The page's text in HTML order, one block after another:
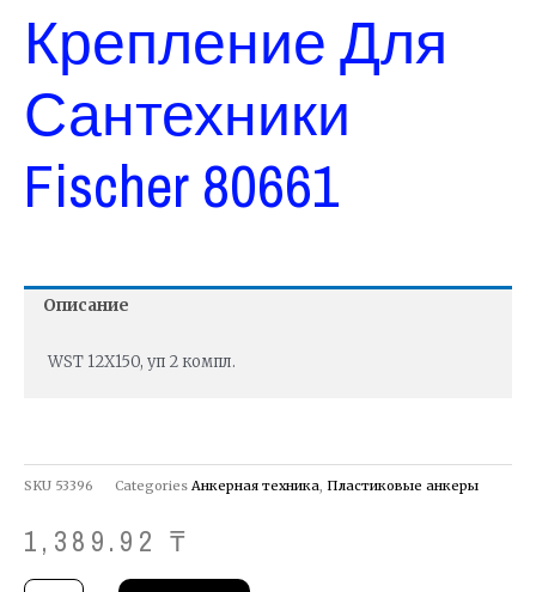
Крепление Для
Сантехники
Fischer 80661
Описание
WST 12X150, уп 2 компл.
SKU 53396 Categories Анкерная техника Пластиковые анкеры
1,389.92 ₸
Количество